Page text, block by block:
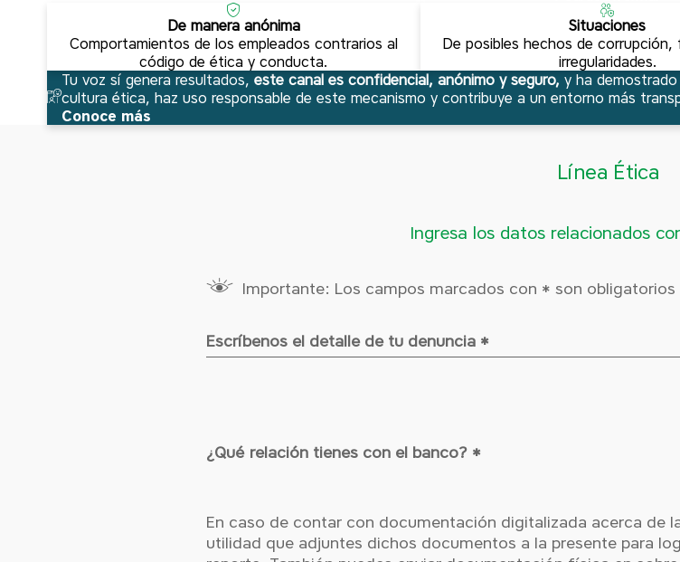
De manera anónima
Comportamientos de los empleados contrarios al
código de ética y conducta.
Situaciones
De posibles hechos de corrupción,
irregularidades.
Tu voz sí genera resultados, este canal es confidencial, anónimo y seguro, y ha
cultura ética, haz uso responsable de este mecanismo y contribuye a un entorno más
Conoce más
Línea Ética
Ingresa los datos relacionados
Importante: Los campos marcados con * son obligatorios
Escríbenos el detalle de tu denuncia *
¿Qué relación tienes con el banco?
¿Qué relación tienes con el banco? *
En caso de contar con documentación digitalizada acerca de
utilidad que adjuntes dichos documentos a la presente para